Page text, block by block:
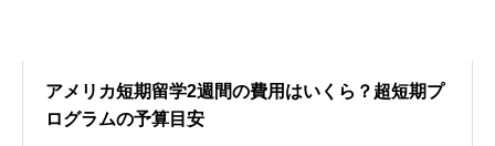
アメリカ短期留学2週間の費用はいくら？超短期プ
ログラムの予算目安